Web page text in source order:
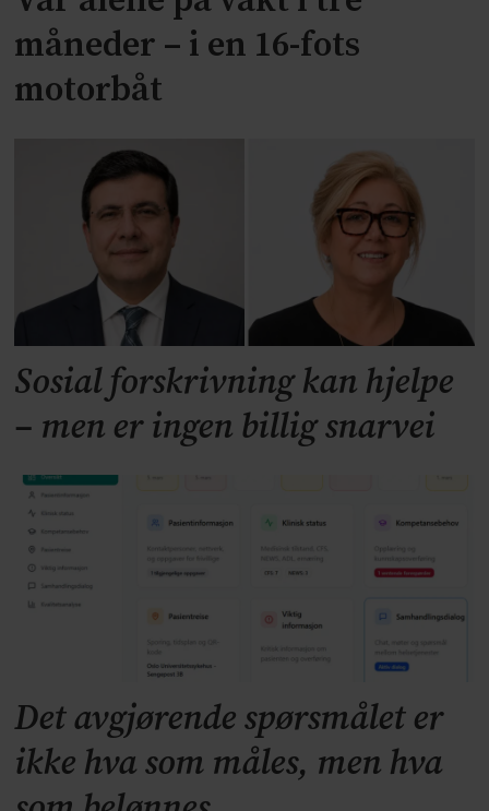
måneder – i en 16-fots
motorbåt
Sosial forskrivning kan hjelpe
– men er ingen billig snarvei
Det avgjørende spørsmålet er
ikke hva som måles, men hva